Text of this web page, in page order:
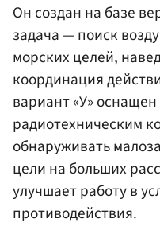
Он создан на базе
задача — поиск
морских целей,
координация
вариант «У»
радиотехническим
обнаруживать
цели на больших
улучшает работу в
противодействия.